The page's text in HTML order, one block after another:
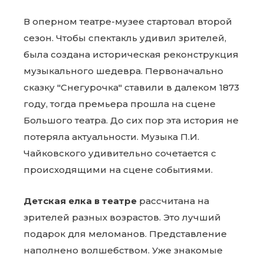
В оперном театре-музее стартовал второй
сезон. Чтобы спектакль удивил зрителей,
была создана историческая реконструкция
музыкального шедевра. Первоначально
сказку "Снегурочка" ставили в далеком 1873
году, тогда премьера прошла на сцене
Большого театра. До сих пор эта история не
потеряла актуальности. Музыка П.И.
Чайковского удивительно сочетается с
происходящими на сцене событиями.
Детская елка в театре рассчитана на
зрителей разных возрастов. Это лучший
подарок для меломанов. Представление
наполнено волшебством. Уже знакомые